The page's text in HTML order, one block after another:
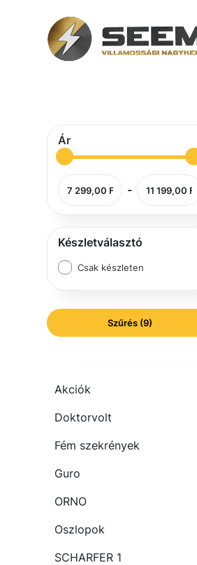
Ár
-
Készletválasztó
Csak készleten
Szűrés (9)
Akciók
Doktorvolt
Fém szekrények
Guro
ORNO
Oszlopok
SCHARFER 1